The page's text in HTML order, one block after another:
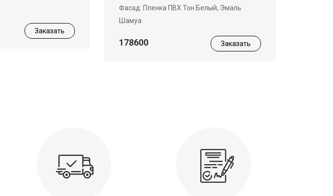
Заказать
Фасад: Пленка ПВХ Тон Белый, Эмаль
Шамуа
178600 Заказать